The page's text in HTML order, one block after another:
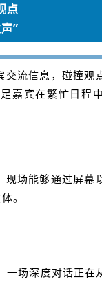
点
”
流信息，碰撞观
嘉宾在繁忙日程
场能够通过屏幕
。
一场深度对话正在